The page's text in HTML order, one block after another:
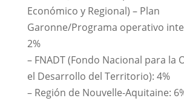
Económico y Regional) – Plan
Garonne/Programa operativo
2%
– FNADT (Fondo Nacional para la
el Desarrollo del Territorio): 4%
– Región de Nouvelle-Aquitaine: